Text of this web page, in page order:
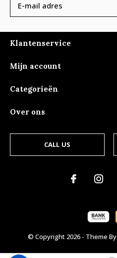
Klantenservice
Mijn account
Categorieën
Over ons
CALL US
© Copyright 2026- Theme By